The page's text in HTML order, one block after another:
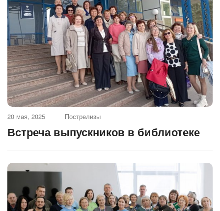
20 мая, 2025 Пострелизы
Встреча выпускников в библиотеке